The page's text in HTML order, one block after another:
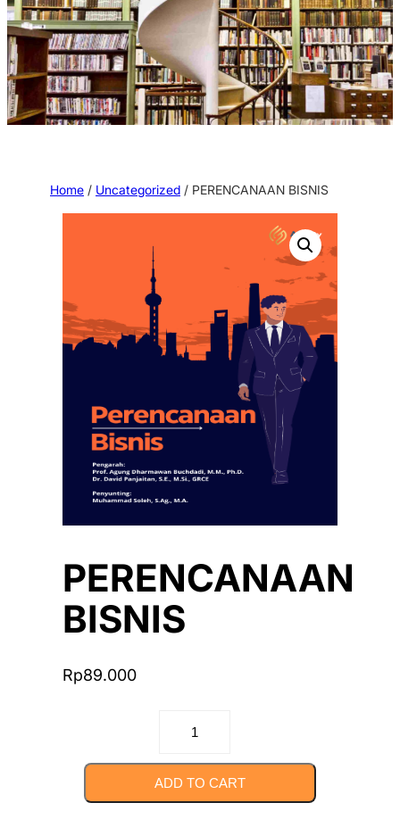
Home / Uncategorized / PERENCANAAN BISNIS
PERENCANAAN
BISNIS
Rp89.000
PERENCANAAN
quantity
ADD TO CART